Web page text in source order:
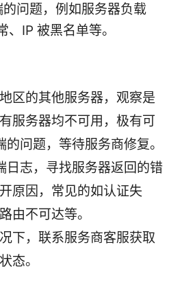
问题，例如服务器负载
IP 被黑名单等。
区的其他服务器，观察是
服务器均不可用，极有可
问题，等待服务商修复。
日志，寻找服务器返回的错
原因，常见的如认证失
由不可达等。
下，联系服务商客服获取
态。